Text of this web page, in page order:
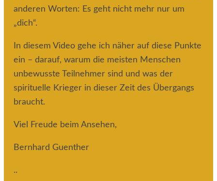
anderen Worten: Es geht nicht mehr nur um
„dich“.
In diesem Video gehe ich näher auf diese Punkte
ein – darauf, warum die meisten Menschen
unbewusste Teilnehmer sind und was der
spirituelle Krieger in dieser Zeit des Übergangs
braucht.
Viel Freude beim Ansehen,
Bernhard Guenther
..